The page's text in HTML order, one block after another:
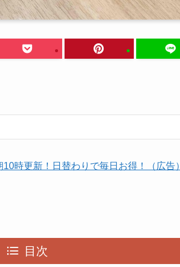
時更新！日替わりで毎日お得！（広告）
目次